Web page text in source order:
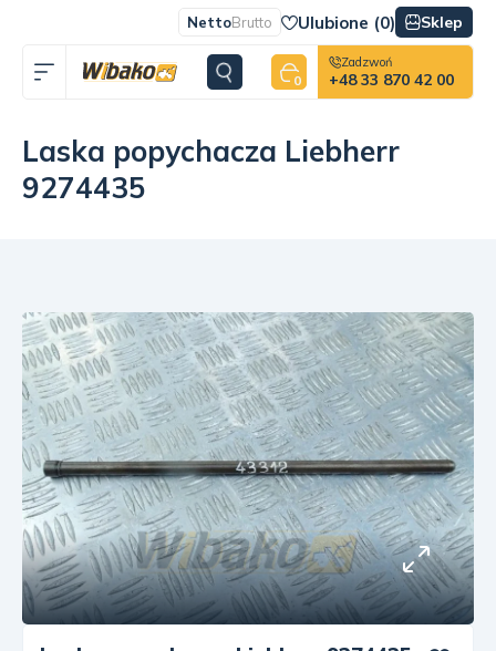
NettoBrutto Ulubione (0) Sklep
0
Zadzwoń
+48 33 870 42 00
Laska popychacza Liebherr
9274435